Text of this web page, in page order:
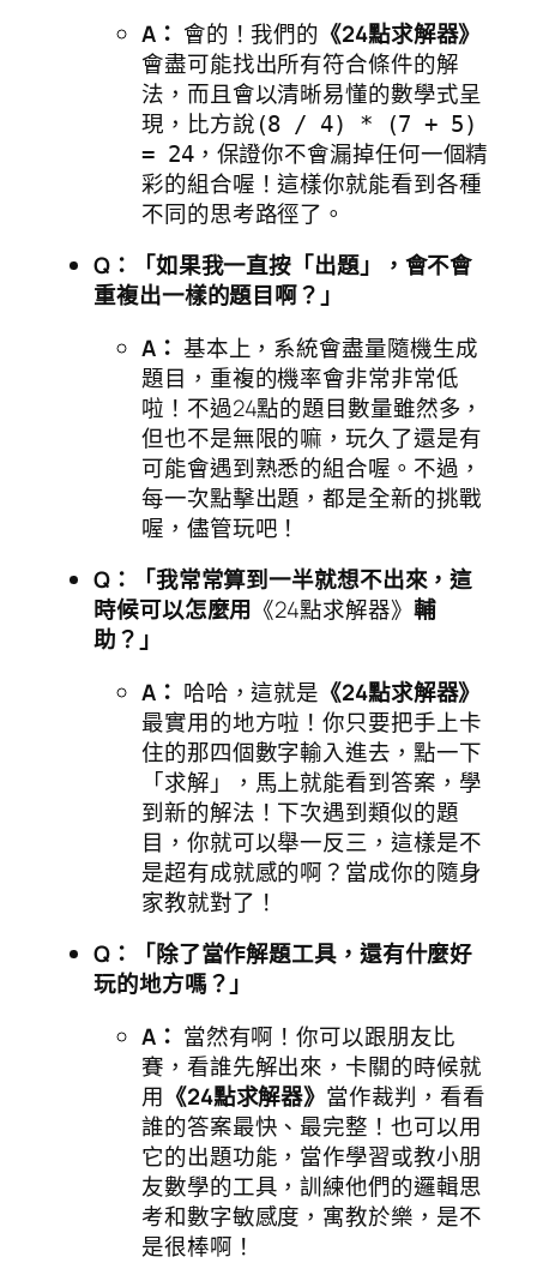
A： 會的！我們的 《24點求解器》
會盡可能找出所有符合條件的解
法，而且會以清晰易懂的數學式呈
現，比方說 (8 / 4) * (7 + 5)
= 24，保證你不會漏掉任何一個精
彩的組合喔！這樣你就能看到各種
不同的思考路徑了。
Q：「如果我一直按「出題」，會不會
重複出一樣的題目啊？」
A： 基本上，系統會盡量隨機生成
題目，重複的機率會非常非常低
啦！不過24點的題目數量雖然多，
但也不是無限的嘛，玩久了還是有
可能會遇到熟悉的組合喔。不過，
每一次點擊出題，都是全新的挑戰
喔，儘管玩吧！
Q：「我常常算到一半就想不出來，這
時候可以怎麼用 《24點求解器》 輔
助？」
A： 哈哈，這就是 《24點求解器》
最實用的地方啦！你只要把手上卡
住的那四個數字輸入進去，點一下
「求解」，馬上就能看到答案，學
到新的解法！下次遇到類似的題
目，你就可以舉一反三，這樣是不
是超有成就感的啊？當成你的隨身
家教就對了！
Q：「除了當作解題工具，還有什麼好
玩的地方嗎？」
A： 當然有啊！你可以跟朋友比
賽，看誰先解出來，卡關的時候就
用 《24點求解器》 當作裁判，看看
誰的答案最快、最完整！也可以用
它的出題功能，當作學習或教小朋
友數學的工具，訓練他們的邏輯思
考和數字敏感度，寓教於樂，是不
是很棒啊！